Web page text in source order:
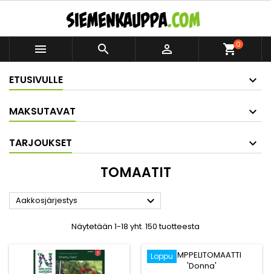
   shopping_cart0
ETUSIVULLE
MAKSUTAVAT
TARJOUKSET
TOMAATIT
Aakkosjärjestys 
Näytetään 1-18 yht. 150 tuotteesta
Loppu